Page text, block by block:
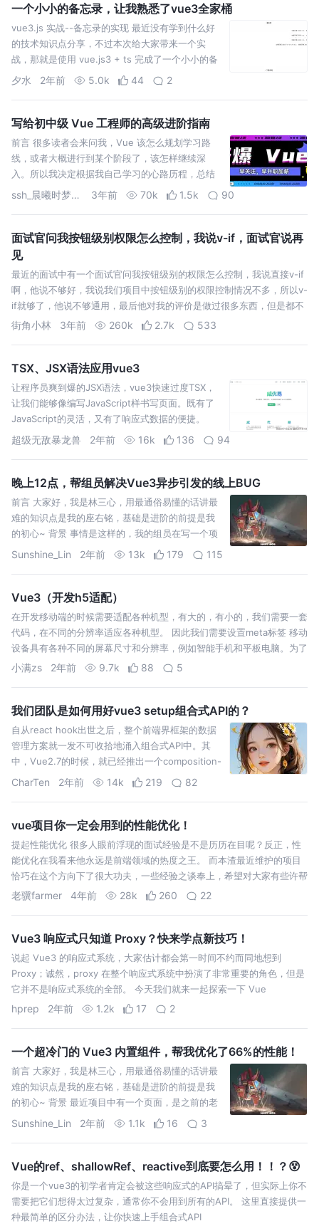
一个小小的备忘录，让我熟悉了vue3全家桶
vue3.js 实战--备忘录的实现 最近没有学到什么好
的技术知识点分享，不过本次给大家带来一个实
战，那就是使用 vue.js3 + ts 完成了一个小小的备
忘录。虽然每个人的手机都自带有备忘录，但我
夕水 2年前 5.0k 44 2
写给初中级 Vue 工程师的高级进阶指南
前言 很多读者会来问我，Vue 该怎么规划学习路
线，或者大概进行到某个阶段了，该怎样继续深
入。所以我决定根据我自己学习的心路历程，总结
一篇 Vue 从入门到精通的路线。 跟着这篇文章走下
ssh_晨曦时梦见兮 3年前 70k 1.5k 90
面试官问我按钮级别权限怎么控制，我说v-if，面试官说再
见
最近的面试中有一个面试官问我按钮级别的权限怎么控制，我说直接v-if
啊，他说不够好，我说我们项目中按钮级别的权限控制情况不多，所以v-
if就够了，他说不够通用，最后他对我的评价是做过很多东西，但是都不
街角小林 3年前 260k 2.7k 533
TSX、JSX语法应用vue3
让程序员爽到爆的JSX语法，vue3快速过度TSX，
让我们能够像编写JavaScript样书写页面。既有了
JavaScript的灵活，又有了响应式数据的便捷。
超级无敌暴龙兽 2年前 16k 136 94
晚上12点，帮组员解决Vue3异步引发的线上BUG
前言 大家好，我是林三心，用最通俗易懂的话讲最
难的知识点是我的座右铭，基础是进阶的前提是我
的初心~ 背景 事情是这样的，我的组员在写一个项
目，项目里有一个 Home.vue 页面，大概结构是这
Sunshine_Lin 2年前 13k 179 115
Vue3（开发h5适配）
在开发移动端的时候需要适配各种机型，有大的，有小的，我们需要一套
代码，在不同的分辨率适应各种机型。 因此我们需要设置meta标签 移动
设备具有各种不同的屏幕尺寸和分辨率，例如智能手机和平板电脑。为了
提
小满zs 2年前 9.7k 88 5
我们团队是如何用好vue3 setup组合式API的？
自从react hook出世之后，整个前端界框架的数据
管理方案就一发不可收拾地涌入组合式API中。其
中，Vue2.7的时候，就已经推出一个composition-
api方案，到vue3的发布，这个方案
CharTen 2年前 14k 219 82
vue项目你一定会用到的性能优化！
提起性能优化 很多人眼前浮现的面试经验是不是历历在目呢？反正，性
能优化在我看来他永远是前端领域的热度之王。 而本渣最近维护的项目
恰巧在这个方向下了很大功夫，一些经验之谈奉上，希望对大家有些许帮
助！ 性
老骥farmer 4年前 28k 260 22
Vue3 响应式只知道 Proxy？快来学点新技巧！
说起 Vue3 的响应式系统，大家估计都会第一时间不约而同地想到
Proxy；诚然，proxy 在整个响应式系统中扮演了非常重要的角色，但是
它并不是响应式系统的全部。 今天我们就来一起探索一下 Vue
hprep 2年前 1.2k 17 2
一个超冷门的 Vue3 内置组件，帮我优化了66%的性能！
前言 大家好，我是林三心，用最通俗易懂的话讲最
难的知识点是我的座右铭，基础是进阶的前提是我
的初心~ 背景 最近项目中有一个页面，是之前的老
页面，页面中的内容其实就是一个 Tabs 组件，有三
Sunshine_Lin 2年前 1.1k 16 3
Vue的ref、shallowRef、reactive到底要怎么用！！？😵
你是一个vue3的初学者肯定会被这些响应式的API搞晕了，但实际上你不
需要把它们想得太过复杂，通常你不会用到所有的API。 这里直接提供一
种最简单的区分办法，让你快速上手组合式API